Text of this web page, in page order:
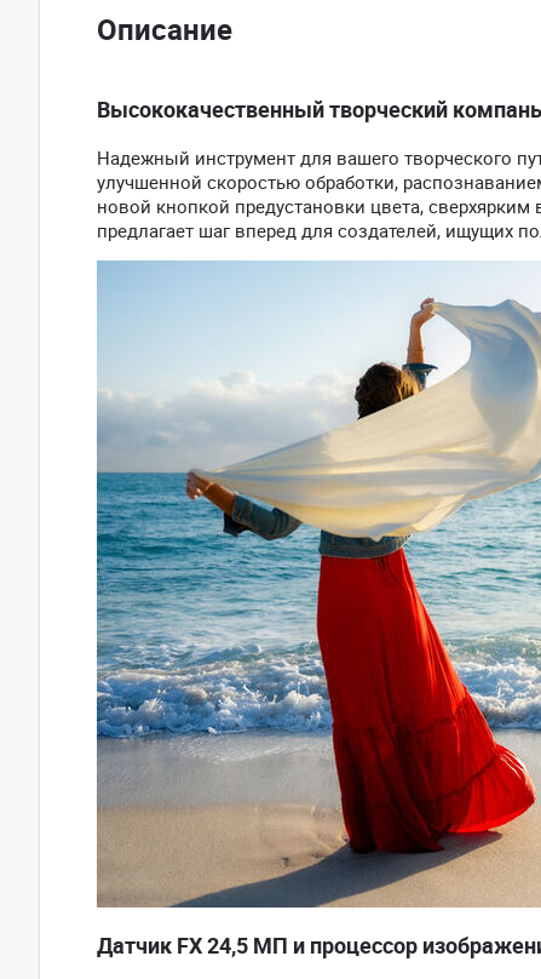
Описание
Высококачественный творческий
Надежный инструмент для вашего творческого
улучшенной скоростью обработки,
новой кнопкой предустановки цвета,
предлагает шаг вперед для создателей, ищущих
Датчик FX 24,5 МП и процессор